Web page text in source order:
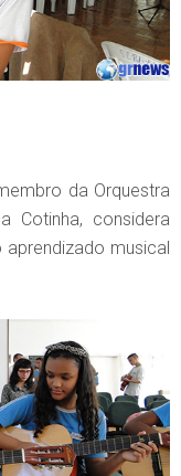
da Orquestra
Cotinha, considera
musical